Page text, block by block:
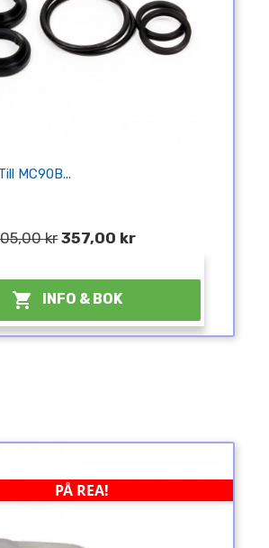
MC90B...
kr 357,00 kr
 INFO & BOK
PÅ REA!